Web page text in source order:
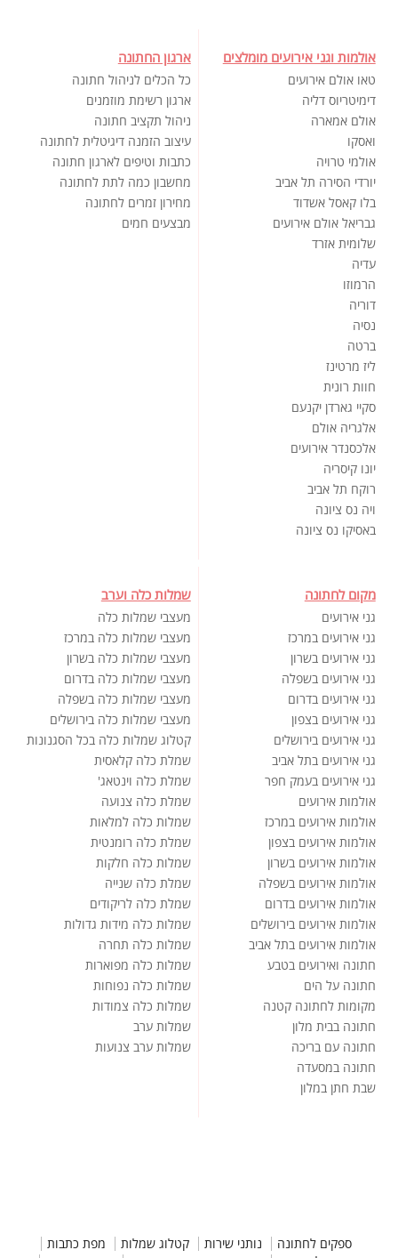
אולמות וגני אירועים מומלצים
טאו אולם אירועים
דימיטריוס דליה
אולם אמארה
ואסקו
אולמי טרויה
יורדי הסירה תל אביב
בלו קאסל אשדוד
גבריאל אולם אירועים
שלומית אזרד
עדיה
הרמוזו
דוריה
נסיה
ברטה
ליז מרטינז
חוות רונית
סקיי גארדן יקנעם
אלגריה אולם
אלכסנדר אירועים
יונו קיסריה
רוקח תל אביב
ויה נס ציונה
באסיקו נס ציונה
ארגון החתונה
כל הכלים לניהול חתונה
ארגון רשימת מוזמנים
ניהול תקציב חתונה
עיצוב הזמנה דיגיטלית לחתונה
כתבות וטיפים לארגון חתונה
מחשבון כמה לתת לחתונה
מחירון זמרים לחתונה
מבצעים חמים
מקום לחתונה
גני אירועים
גני אירועים במרכז
גני אירועים בשרון
גני אירועים בשפלה
גני אירועים בדרום
גני אירועים בצפון
גני אירועים בירושלים
גני אירועים בתל אביב
גני אירועים בעמק חפר
אולמות אירועים
אולמות אירועים במרכז
אולמות אירועים בצפון
אולמות אירועים בשרון
אולמות אירועים בשפלה
אולמות אירועים בדרום
אולמות אירועים בירושלים
אולמות אירועים בתל אביב
חתונה ואירועים בטבע
חתונה על הים
מקומות לחתונה קטנה
חתונה בבית מלון
חתונה עם בריכה
חתונה במסעדה
שבת חתן במלון
שמלות כלה וערב
מעצבי שמלות כלה
מעצבי שמלות כלה במרכז
מעצבי שמלות כלה בשרון
מעצבי שמלות כלה בדרום
מעצבי שמלות כלה בשפלה
מעצבי שמלות כלה בירושלים
קטלוג שמלות כלה בכל הסגנונות
שמלת כלה קלאסית
שמלת כלה וינטאג'
שמלת כלה צנועה
שמלות כלה למלאות
שמלת כלה רומנטית
שמלות כלה חלקות
שמלת כלה שנייה
שמלת כלה לריקודים
שמלות כלה מידות גדולות
שמלות כלה תחרה
שמלות כלה מפוארות
שמלות כלה נפוחות
שמלות כלה צמודות
שמלות ערב
שמלות ערב צנועות
ספקים לחתונה נותני שירות קטלוג שמלות
מפת כתבות